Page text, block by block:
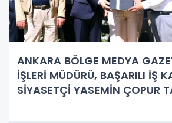
ANKARA BÖLGE MEDYA
İŞLERİ MÜDÜRÜ, BAŞARILI İŞ
SİYASETÇİ YASEMİN ÇOPUR